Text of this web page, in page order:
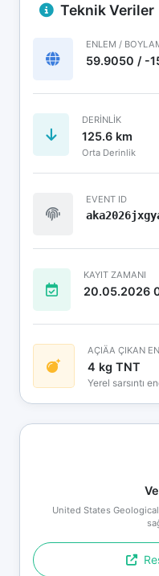
Teknik Veriler
ENLEM /
59.9050 / -
DERINLIK
125.6 km
Orta Derinlik
EVENT ID
KAYIT ZAMANI
20.05.2026
AÇIÄA ÇIKAN
4 kg TNT
Yerel sarsıntı
United States Geological